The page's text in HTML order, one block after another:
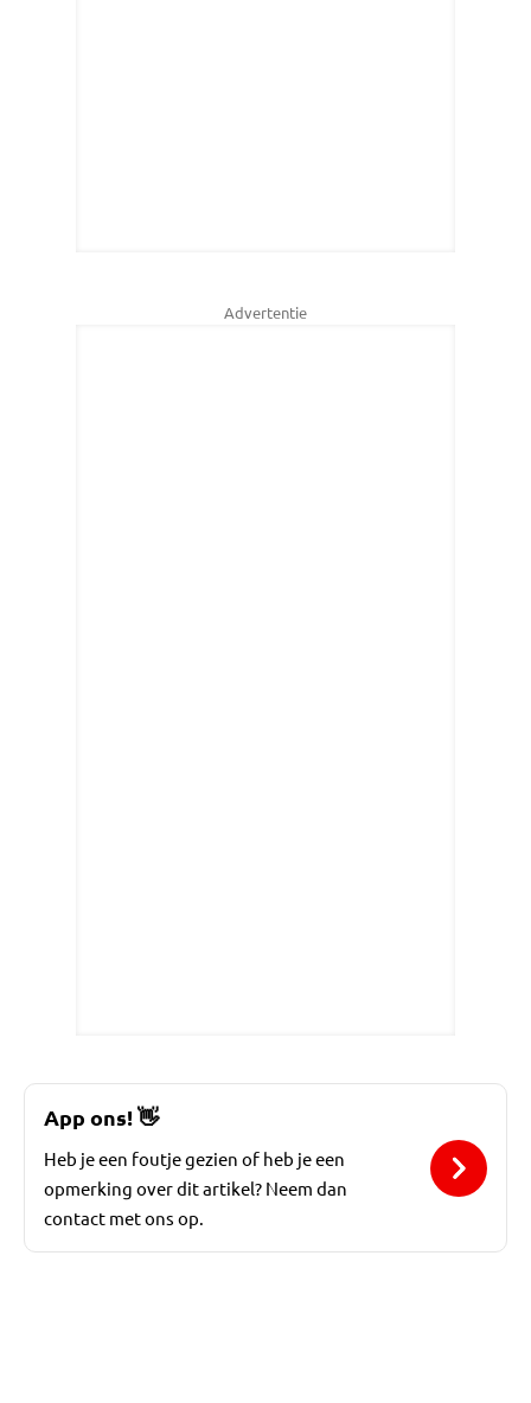
Advertentie
App ons!👋
Heb je een foutje gezien of heb je een
opmerking over dit artikel? Neem dan
contact met ons op.